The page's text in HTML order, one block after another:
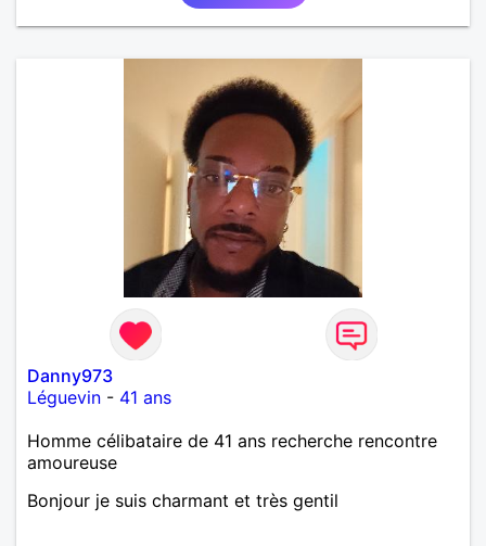
Danny973
Léguevin - 41 ans
Homme célibataire de 41 ans recherche rencontre
amoureuse
Bonjour je suis charmant et très gentil